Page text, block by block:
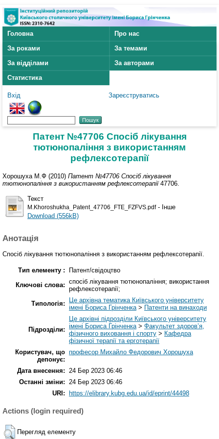
Головна
Про нас
За роками
За темами
За відділами
За авторами
Статистика
Вхід Зареєструватись
Патент №47706 Спосіб лікування
тютюнопаління з використанням
рефлексотерапії
Хорошуха М.Ф (2010) Патент №47706 Спосіб лікування
тютюнопаління з використанням рефлексотерапії47706.
Текст
M.Khoroshukha_Patent_47706_FTE_FZFVS.pdf- Інше
Download (556kB)
Анотація
Спосіб лікування тютюнопаління з використанням рефлексотерапії.
Тип елементу :
Патент/свідоцтво
Ключові слова: спосіб лікування тютюнопаління; використання
рефлексотерапії;
Типологія:
Це архівна тематика Київського університету
імені Бориса Грінченка> Патенти на винаходи
Підрозділи:
Це архівні підрозділи Київського університету
імені Бориса Грінченка> Факультет здоров’я,
фізичного виховання і спорту > Кафедра
фізичної терапії та ерготерапії
Користувач, що
депонує:
професор Михайло Федорович Хорошуха
Дата внесення: 24 Бер 2023 06:46
Останні зміни: 24 Бер 2023 06:46
URI:
https://elibrary.kubg.edu.ua/id/eprint/44498
Actions (login required)
Перегляд елементу